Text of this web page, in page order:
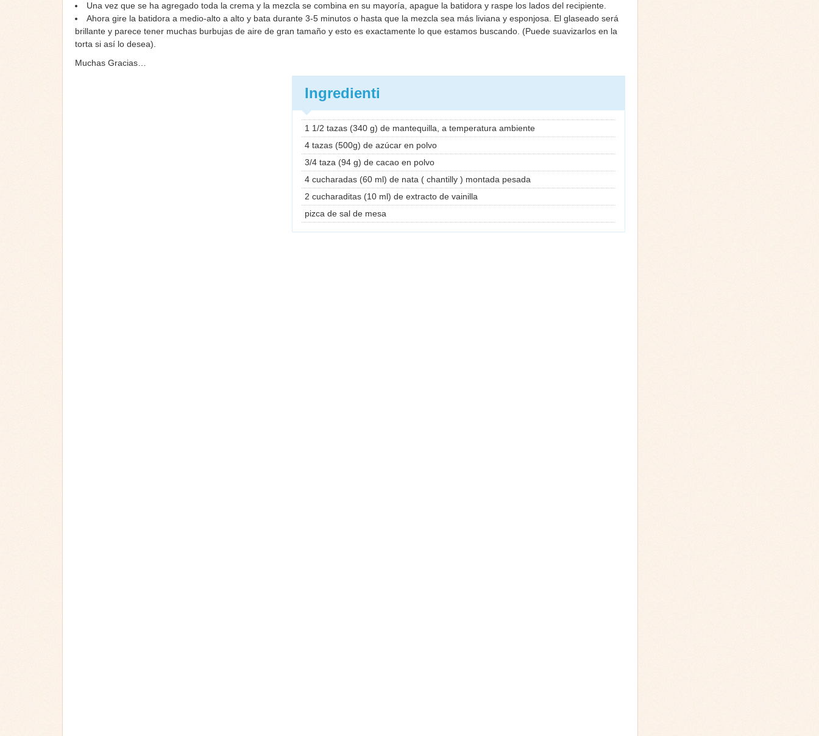
Una vez que se ha agregado toda la crema y la mezcla se combina en su mayoría, apague la batidora y raspe los lados del recipiente.
Ahora gire la batidora a medio-alto a alto y bata durante 3-5 minutos o hasta que la mezcla sea más liviana y esponjosa. El glaseado será
brillante y parece tener muchas burbujas de aire de gran tamaño y esto es exactamente lo que estamos buscando. (Puede suavizarlos en la
torta si así lo desea).
Muchas Gracias…
Ingredienti
1 1/2 tazas (340 g) de mantequilla, a temperatura ambiente
4 tazas (500g) de azúcar en polvo
3/4 taza (94 g) de cacao en polvo
4 cucharadas (60 ml) de nata ( chantilly ) montada pesada
2 cucharaditas (10 ml) de extracto de vainilla
pizca de sal de mesa